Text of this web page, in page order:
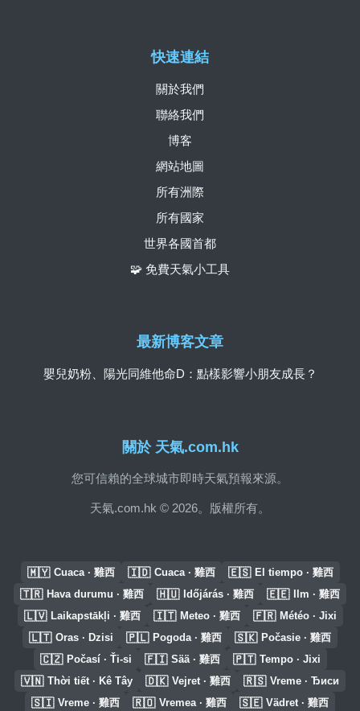
關於 天氣.com.hk
您可信賴的全球城市即時天氣預報來源。
天氣.com.hk © 2026。版權所有。
快速連結
關於我們
聯絡我們
博客
網站地圖
所有洲際
所有國家
世界各國首都
🧩 免費天氣小工具
最新博客文章
嬰兒奶粉、陽光同維他命D：點樣影響小朋友成長？
🇲🇾 Cuaca · 雞西 🇮🇩 Cuaca · 雞西 🇪🇸 El tiempo · 雞西
🇹🇷 Hava durumu · 雞西 🇭🇺 Időjárás · 雞西 🇪🇪 Ilm · 雞西
🇱🇻 Laikapstākļi · 雞西 🇮🇹 Meteo · 雞西 🇫🇷 Météo · Jixi
🇱🇹 Oras · Dzisi 🇵🇱 Pogoda · 雞西 🇸🇰 Počasie · 雞西
🇨🇿 Počasí · Ťi-si 🇫🇮 Sää · 雞西 🇵🇹 Tempo · Jixi
🇻🇳 Thời tiết · Kê Tây 🇩🇰 Vejret · 雞西 🇷🇸 Vreme · Ђиси
🇸🇮 Vreme · 雞西 🇷🇴 Vremea · 雞西 🇸🇪 Vädret · 雞西